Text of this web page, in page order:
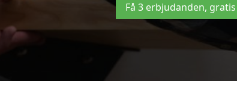
Få 3 erbjudanden,